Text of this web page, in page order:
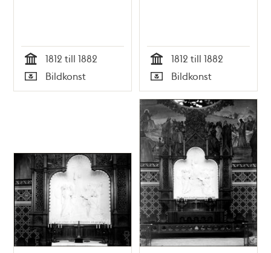
Tid
1812 till 1882
Typ
Bildkonst Tid
1812 till 1882
Typ
Bildkonst